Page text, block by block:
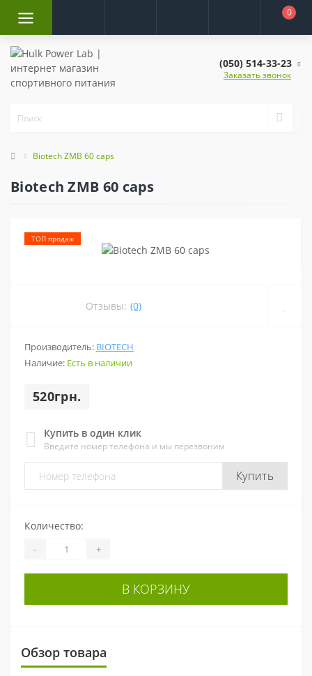
0
(050) 514-33-23
Заказать звонок
Biotech ZMB 60 caps
Biotech ZMB 60 caps
ТОП продаж
Отзывы: (0)
Производитель: BIOTECH
Наличие: Есть в наличии
520грн.
Купить в один клик
Введите номер телефона и мы перезвоним
Купить
Количество:
- +
В КОРЗИНУ
Обзор товара